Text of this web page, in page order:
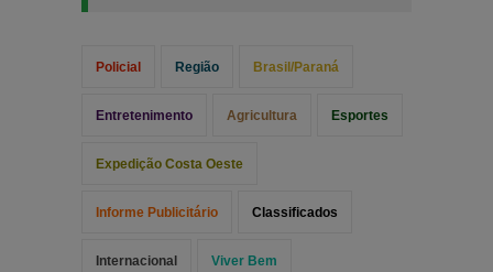
Policial Região Brasil/Paraná
Entretenimento Agricultura Esportes
Expedição Costa Oeste
Informe Publicitário Classificados
Internacional Viver Bem